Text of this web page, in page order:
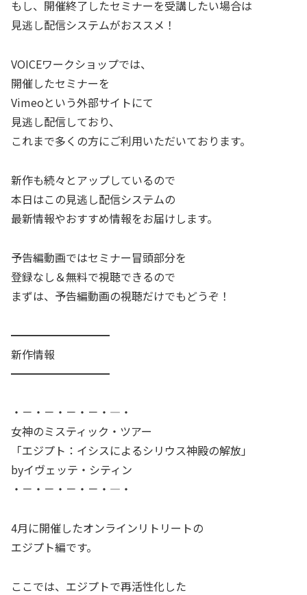
もし、開催終了したセミナーを受講したい場合は
見逃し配信システムがおススメ！
VOICEワークショップでは、
開催したセミナーを
Vimeoという外部サイトにて
見逃し配信しており、
これまで多くの方にご利用いただいております。
新作も続々とアップしているので
本日はこの見逃し配信システムの
最新情報やおすすめ情報をお届けします。
予告編動画ではセミナー冒頭部分を
登録なし＆無料で視聴できるので
まずは、予告編動画の視聴だけでもどうぞ！
━━━━━━━━━
新作情報
━━━━━━━━━
・－・－・－・－・―・
女神のミスティック・ツアー
「エジプト：イシスによるシリウス神殿の解放」
byイヴェッテ・シティン
・－・－・－・－・―・
4月に開催したオンラインリトリートの
エジプト編です。
ここでは、エジプトで再活性化した